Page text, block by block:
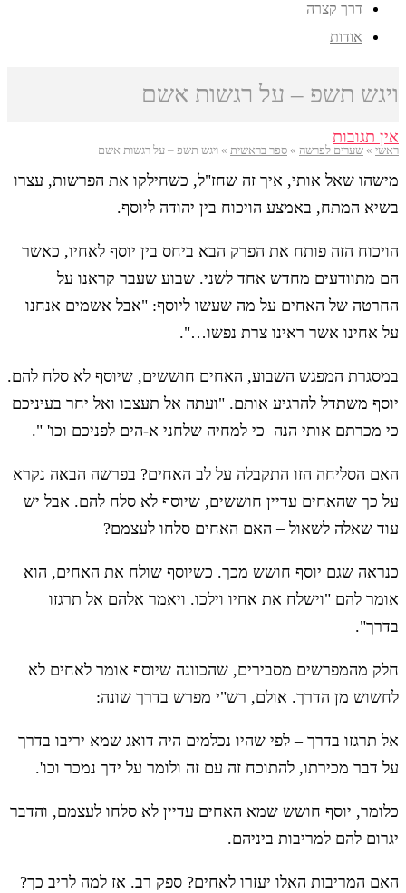
דרך קצרה
אודות
ויגש תשפ – על רגשות אשם
ראשי » שערים לפרשה » ספר בראשית » ויגש תשפ – על רגשות אשם
אין תגובות
מישהו שאל אותי, איך זה שחז"ל, כשחילקו את הפרשות, עצרו
בשיא המתח, באמצע הויכוח בין יהודה ליוסף.
הויכוח הזה פותח את הפרק הבא ביחס בין יוסף לאחיו, כאשר
הם מתוודעים מחדש אחד לשני. שבוע שעבר קראנו על
החרטה של האחים על מה שעשו ליוסף: "אבל אשמים אנחנו
על אחינו אשר ראינו צרת נפשו…".
במסגרת המפגש השבוע, האחים חוששים, שיוסף לא סלח להם.
יוסף משתדל להרגיע אותם. "ועתה אל תעצבו ואל יחר בעיניכם
כי מכרתם אותי הנה כי למחיה שלחני א-הים לפניכם וכו' ".
האם הסליחה הזו התקבלה על לב האחים? בפרשה הבאה נקרא
על כך שהאחים עדיין חוששים, שיוסף לא סלח להם. אבל יש
עוד שאלה לשאול – האם האחים סלחו לעצמם?
כנראה שגם יוסף חושש מכך. כשיוסף שולח את האחים, הוא
אומר להם "וישלח את אחיו וילכו. ויאמר אלהם אל תרגזו
בדרך".
חלק מהמפרשים מסבירים, שהכוונה שיוסף אומר לאחים לא
לחשוש מן הדרך. אולם, רש"י מפרש בדרך שונה:
אל תרגזו בדרך – לפי שהיו נכלמים היה דואג שמא יריבו בדרך
על דבר מכירתו, להתוכח זה עם זה ולומר על ידך נמכר וכו'.
כלומר, יוסף חושש שמא האחים עדיין לא סלחו לעצמם, והדבר
יגרום להם למריבות ביניהם.
האם המריבות האלו יעזרו לאחים? ספק רב. אז למה לריב כך?